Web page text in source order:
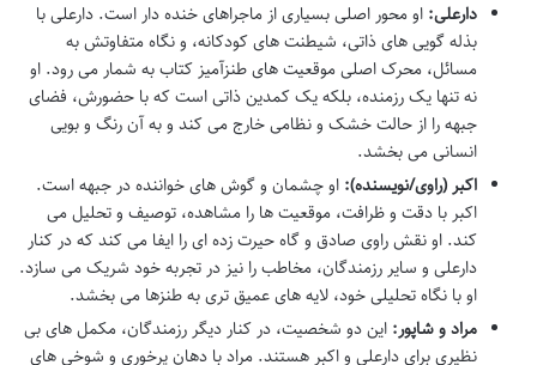
دارعلی: او محور اصلی بسیاری از ماجراهای خنده دار است. دارعلی با
بذله گویی های ذاتی، شیطنت های کودکانه، و نگاه متفاوتش به
مسائل، محرک اصلی موقعیت های طنزآمیز کتاب به شمار می رود. او
نه تنها یک رزمنده، بلکه یک کمدین ذاتی است که با حضورش، فضای
جبهه را از حالت خشک و نظامی خارج می کند و به آن رنگ و بویی
انسانی می بخشد.
اکبر (راوی/نویسنده): او چشمان و گوش های خواننده در جبهه است.
اکبر با دقت و ظرافت، موقعیت ها را مشاهده، توصیف و تحلیل می
کند. او نقش راوی صادق و گاه حیرت زده ای را ایفا می کند که در کنار
دارعلی و سایر رزمندگان، مخاطب را نیز در تجربه خود شریک می سازد.
او با نگاه تحلیلی خود، لایه های عمیق تری به طنزها می بخشد.
مراد و شاپور: این دو شخصیت، در کنار دیگر رزمندگان، مکمل های بی
نظیری برای دارعلی و اکبر هستند. مراد با دهان پرخوری و شوخی های